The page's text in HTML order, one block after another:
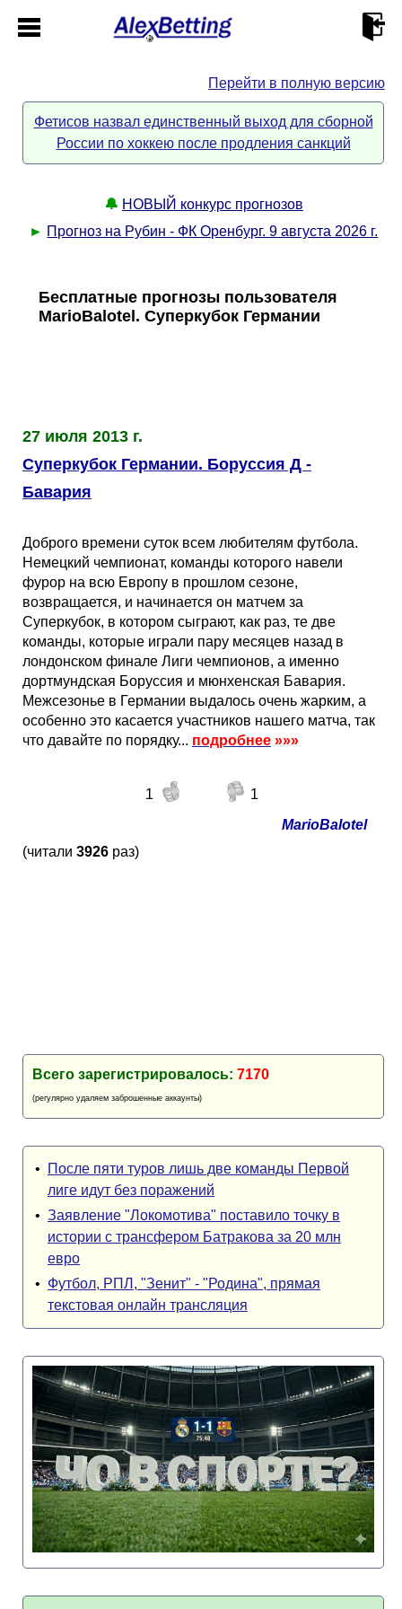
Кабинет
Всё о сайте
Отзывы
Новости
Партнёрка
Вакансии
Реклама
RSS
Платные
Статистика
Чемпионатов
Серии
Еврокубки
Лига Чемпионов
Лига Европы
Лига Конференций
Чемпионат Мира
Чемпионат Европы
Инструменты
Поиск команд
Расчёт системы
На что ставят?
Telegram Bot
Telegram Bot
Перейти в полную версию
Фетисов назвал единственный выход для сборной
России по хоккею после продления санкций
🔔 НОВЫЙ конкурс прогнозов
► Прогноз на Рубин - ФК Оренбург. 9 августа 2026 г.
Бесплатные прогнозы пользователя
MarioBalotel. Суперкубок Германии
27 июля 2013 г.
Суперкубок Германии. Боруссия Д -
Бавария
Доброго времени суток всем любителям футбола.
Немецкий чемпионат, команды которого навели
фурор на всю Европу в прошлом сезоне,
возвращается, и начинается он матчем за
Суперкубок, в котором сыграют, как раз, те две
команды, которые играли пару месяцев назад в
лондонском финале Лиги чемпионов, а именно
дортмундская Боруссия и мюнхенская Бавария.
Межсезонье в Германии выдалось очень жарким, а
особенно это касается участников нашего матча, так
что давайте по порядку... подробнее »»»
1
1
MarioBalotel
(читали 3926 раз)
Всего зарегистрировалось: 7170
(регулярно удаляем заброшенные аккаунты)
•
После пяти туров лишь две команды Первой
лиге идут без поражений
• Заявление "Локомотива" поставило точку в
истории с трансфером Батракова за 20 млн
евро
• Футбол, РПЛ, "Зенит" - "Родина", прямая
текстовая онлайн трансляция